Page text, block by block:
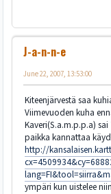
J-a-n-n-e
June 22, 2007, 13:53:00
Kiteenjärvestä saa
Viimevuoden kuha
Kaveri(S.a.m.p.p.a)
paikka kannattaa
http://
ympäri kun uistelee